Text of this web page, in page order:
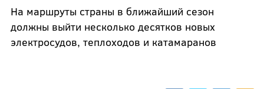
На маршруты страны в ближайший сезон
должны выйти несколько десятков новых
электросудов, теплоходов и катамаранов